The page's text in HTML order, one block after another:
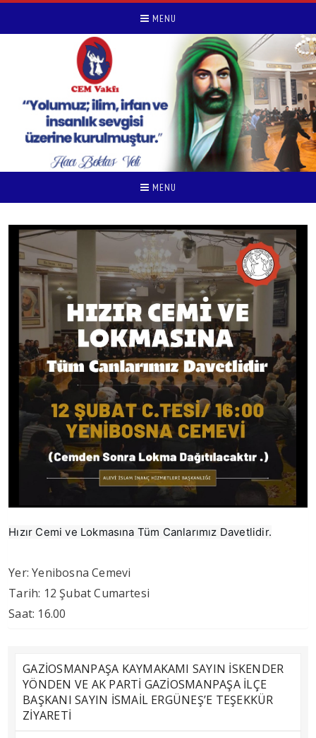
MENU
MENU
Hızır Cemi ve Lokmasına Tüm Canlarımız Davetlidir.
Yer: Yenibosna Cemevi
Tarih: 12 Şubat Cumartesi
Saat: 16.00
GAZİOSMANPAŞA KAYMAKAMI SAYIN İSKENDER
YÖNDEN VE AK PARTİ GAZİOSMANPAŞA İLÇE
BAŞKANI SAYIN İSMAİL ERGÜNEŞ’E TEŞEKKÜR
ZİYARETİ